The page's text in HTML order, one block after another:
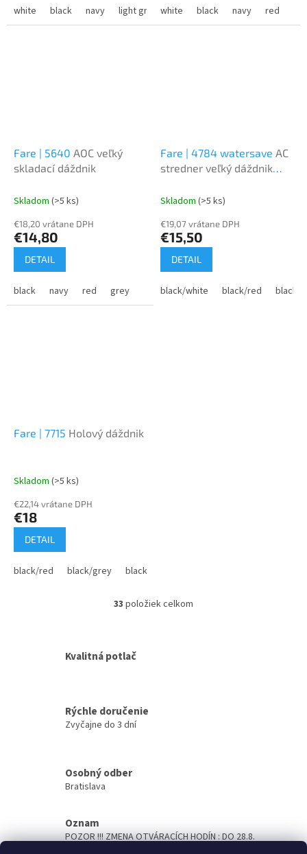
white black navy light grey white black navy red
Fare | 5640 AOC veľký
skladací dáždnik
Skladom (>5 ks)
€18,20 vrátane DPH
€14,80
DETAIL
black navy red grey
Fare | 4784 watersave AC
stredner veľký dáždnik
Skladom (>5 ks)
€19,07 vrátane DPH
€15,50
DETAIL
black/white black/red black/
Fare | 7715 Holový dáždnik
Skladom (>5 ks)
€22,14 vrátane DPH
€18
DETAIL
black/red black/grey black/orange
O
i
s
33 položiek celkom
Kvalitná potlač
Rýchle doručenie
Zvyčajne do 3 dní
Osobný odber
Bratislava
Oznam
POZOR !!! ZMENA OTVÁRACÍCH HODÍN : DO 28.8.